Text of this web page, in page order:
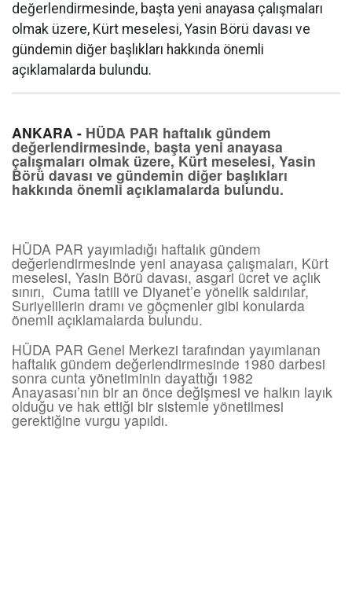
değerlendirmesinde, başta yeni anayasa çalışmaları
olmak üzere, Kürt meselesi, Yasin Börü davası ve
gündemin diğer başlıkları hakkında önemli
açıklamalarda bulundu.
ANKARA - HÜDA PAR haftalık gündem
değerlendirmesinde, başta yeni anayasa
çalışmaları olmak üzere, Kürt meselesi, Yasin
Börü davası ve gündemin diğer başlıkları
hakkında önemli açıklamalarda bulundu.
HÜDA PAR yayımladığı haftalık gündem
değerlendirmesinde yeni anayasa çalışmaları, Kürt
meselesi, Yasin Börü davası, asgari ücret ve açlık
sınırı, Cuma tatili ve Diyanet’e yönelik saldırılar,
Suriyelilerin dramı ve göçmenler gibi konularda
önemli açıklamalarda bulundu.
HÜDA PAR Genel Merkezi tarafından yayımlanan
haftalık gündem değerlendirmesinde 1980 darbesi
sonra cunta yönetiminin dayattığı 1982
Anayasası’nın bir an önce değişmesi ve halkın layık
olduğu ve hak ettiği bir sistemle yönetilmesi
gerektiğine vurgu yapıldı.